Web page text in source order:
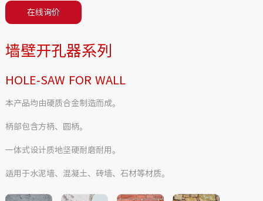
在线询价
墙壁开孔器系列
HOLE-SAW FOR WALL
本产品均由硬质合金制造而成。
柄部包含方柄、圆柄。
一体式设计质地坚硬耐磨耐用。
适用于水泥墙、混凝土、砖墙、石材等材质。